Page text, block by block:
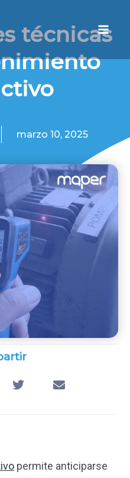
técnicas
marzo 10, 2025
permite anticiparse